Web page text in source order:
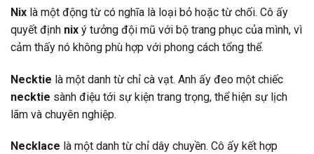
Nix là một động từ có nghĩa là loại bỏ hoặc từ chối. Cô ấy
quyết định nix ý tưởng đội mũ với bộ trang phục của mình, vì
cảm thấy nó không phù hợp với phong cách tổng thể.
Necktie là một danh từ chỉ cà vạt. Anh ấy đeo một chiếc
necktie sành điệu tới sự kiện trang trọng, thể hiện sự lịch
lãm và chuyên nghiệp.
Necklace là một danh từ chỉ dây chuyền. Cô ấy kết hợp